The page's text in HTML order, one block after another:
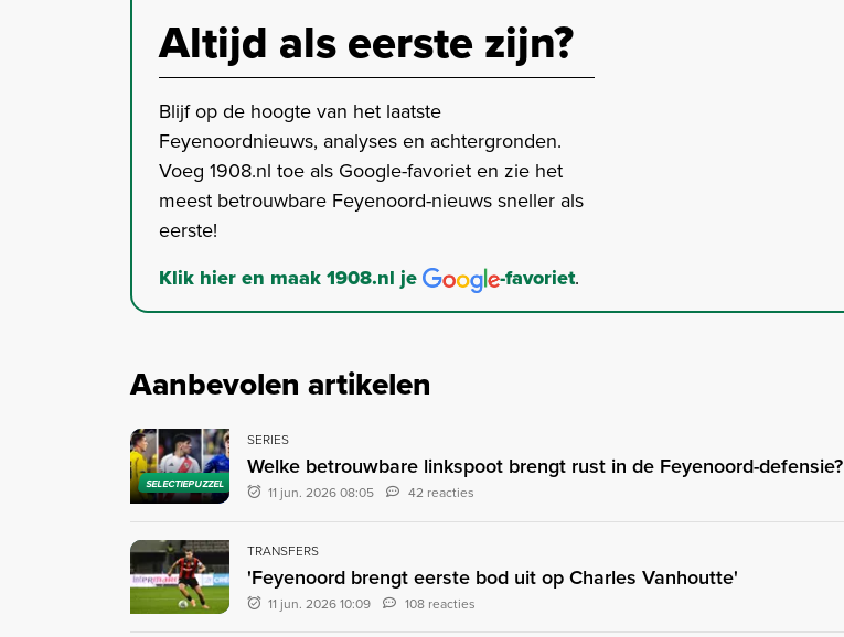
Altijd als eerste zijn?
Blijf op de hoogte van het laatste
Feyenoordnieuws, analyses en achtergronden.
Voeg 1908.nl toe als Google-favoriet en zie het
meest betrouwbare Feyenoord-nieuws sneller als
eerste!
Klik hier en maak 1908.nl je -favoriet.
Aanbevolen artikelen
SELECTIEPUZZEL
SERIES
Welke betrouwbare linkspoot brengt rust in de Feyenoord-defensie?
11 jun. 2026 08:05 42 reacties
TRANSFERS
'Feyenoord brengt eerste bod uit op Charles Vanhoutte'
11 jun. 2026 10:09 108 reacties